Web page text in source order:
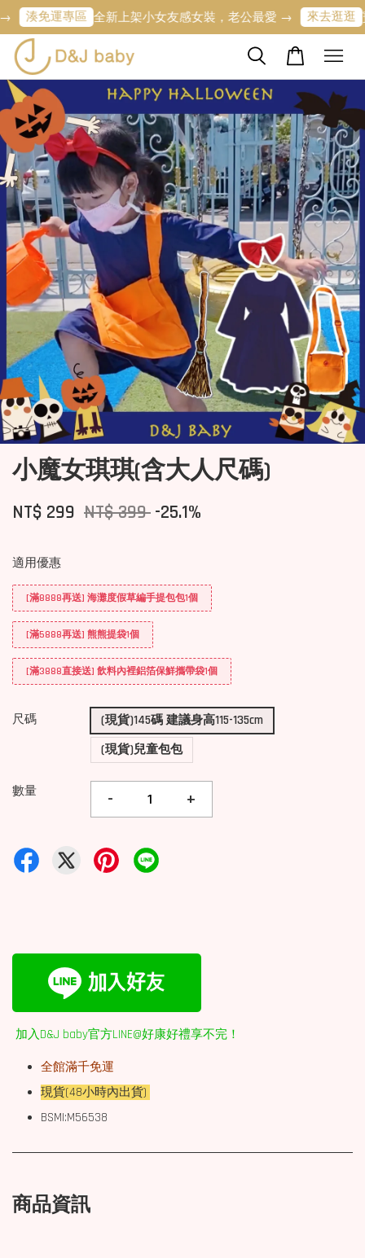
免運專區 全新上架小女友感女裝，老公最愛 → 來去逛逛 寶寶
小魔女琪琪(含大人尺碼)
NT$ 299 NT$ 399 -25.1%
適用優惠
[滿8888再送] 海灘度假草編手提包包1個
[滿5888再送] 熊熊提袋1個
[滿3888直接送] 飲料內裡鋁箔保鮮攜帶袋1個
尺碼
(現貨)145碼 建議身高115-135cm
(現貨)兒童包包
數量 - +
加入D&J baby官方LINE@好康好禮享不完！
全館滿千免運
現貨(48小時內出貨)
BSMI:M56538
商品資訊